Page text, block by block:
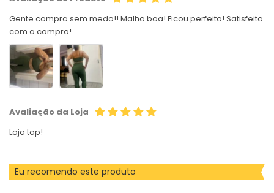
Gente compra sem medo!! Malha boa! Ficou perfeito! Satisfeita
com a compra!
Avaliação da Loja
Loja top!
Eu recomendo este produto